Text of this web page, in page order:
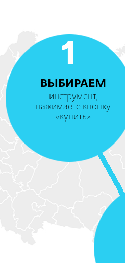
1
ВЫБИРАЕМ
инструмент,
нажимаете кнопку
«купить»